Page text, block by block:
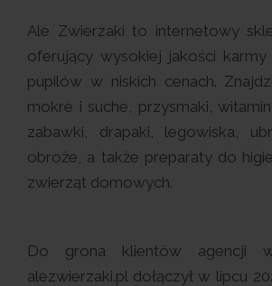
Ale Zwierzaki to internetowy
oferujący wysokiej jakości
pupilów w niskich cenach.
mokre i suche, przysmaki,
zabawki, drapaki, legowiska,
obroże, a także preparaty do
zwierząt domowych.
Do grona klientów agencji
alezwierzaki.pl dołączył w lipcu